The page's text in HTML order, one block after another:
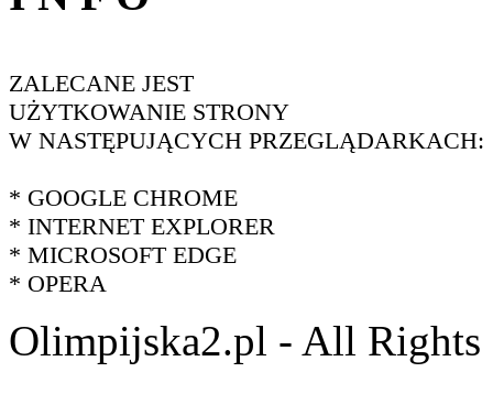
ZALECANE JEST
UŻYTKOWANIE STRONY
W NASTĘPUJĄCYCH PRZEGLĄDARKACH:
* GOOGLE CHROME
* INTERNET EXPLORER
* MICROSOFT EDGE
* OPERA
Olimpijska2.pl - All Rights